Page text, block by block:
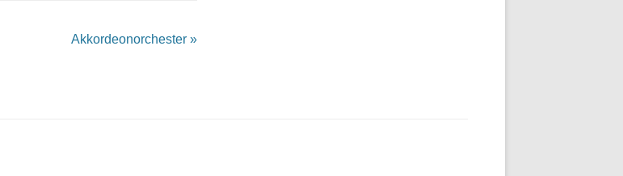
Akkordeonorchester »